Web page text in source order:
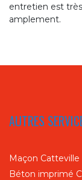
entretien est
amplement.
AUTRES
Maçon Catteville
Béton imprimé